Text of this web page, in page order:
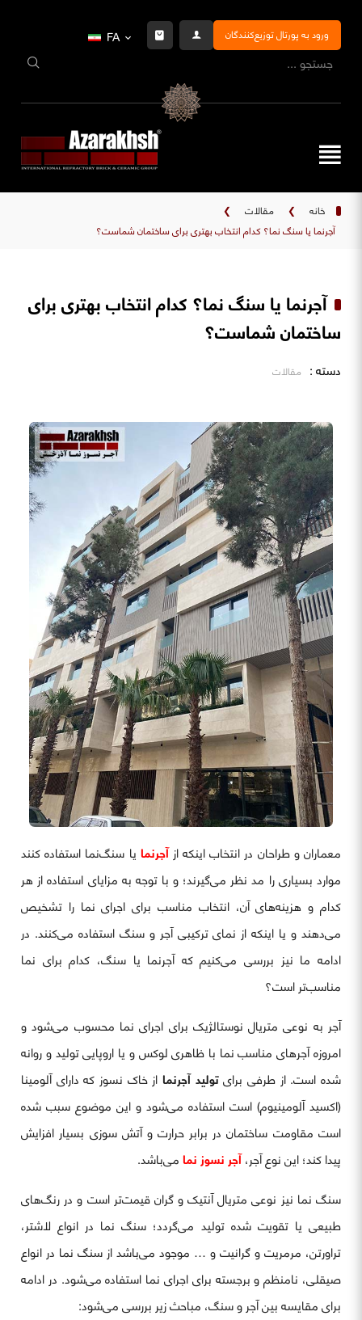
ورود به پورتال توزیع‌کنندگان FA
خانه ❯ مقالات
❯
آجرنما یا سنگ نما؟ کدام انتخاب بهتری برای ساختمان شماست؟
آجرنما یا سنگ نما؟ کدام انتخاب بهتری برای
ساختمان شماست؟
دسته : مقالات
معماران و طراحان در انتخاب اینکه ازآجرنمایا سنگ‌نما استفاده کنند
موارد بسیاری را مد نظر می‌گیرند؛ و با توجه به مزایای استفاده از هر
کدام و هزینه‌های آن، انتخاب مناسب‌ برای اجرای نما را تشخیص
می‌دهند و یا اینکه از نمای ترکیبی آجر و سنگ استفاده می‌کنند. در
ادامه ما نیز بررسی می‌کنیم که آجرنما یا سنگ، کدام برای نما
مناسب‌تر است؟
آجر به نوعی متریال نوستالژیک برای اجرای نما محسوب می‌شود و
امروزه آجرهای مناسب نما با ظاهری لوکس و یا اروپایی تولید و روانه
شده است. از طرفی برایتولید آجرنمااز خاک نسوز که دارای آلومینا
(اکسید آلومینیوم) است استفاده می‌شود و این موضوع سبب شده
است مقاومت ساختمان در برابر حرارت و آتش سوزی بسیار افزایش
پیدا کند؛ این نوع آجر،آجر نسوز نمامی‌باشد.
سنگ نما نیز نوعی متریال آنتیک و گران قیمت‌تر است و در رنگ‌های
طبیعی یا تقویت شده تولید می‌گردد؛ سنگ نما در انواع لاشتر،
تراورتن، مرمریت و گرانیت و … موجود می‌باشد از سنگ نما در انواع
صیقلی، نامنظم و برجسته برای اجرای نما استفاده می‌شود. در ادامه
برای مقایسه بین آجر و سنگ، مباحث زیر بررسی می‌شود: